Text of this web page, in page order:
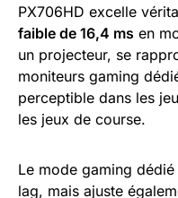
PX706HD excelle
faible de 16,4 ms en
un projecteur, se
moniteurs gaming
perceptible dans les
les jeux de course.
Le mode gaming
lag, mais ajuste